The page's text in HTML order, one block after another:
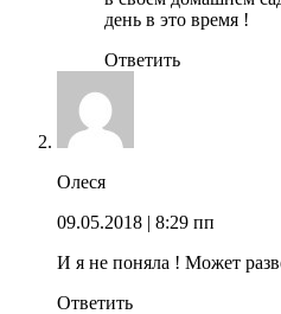
день в это время !
Ответить
Олеся
09.05.2018 | 8:29 пп
И я не поняла ! Может
Ответить